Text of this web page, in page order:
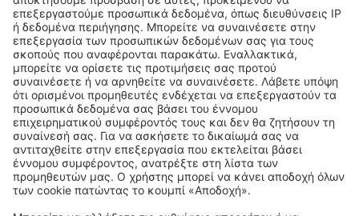
Προσπαθήστε να κάνετε αναζήτηση με διαφορετικά κριτήρια
Copyright © eSky.gr. Με την επιφύλαξη παντός νομίμου δικαιώματος.